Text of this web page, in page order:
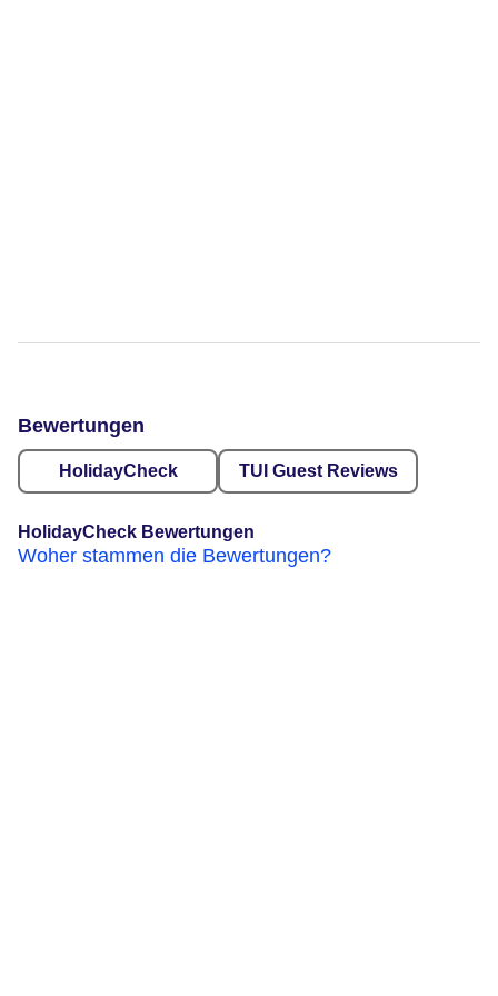
Bewertungen
HolidayCheck TUI Guest Reviews
HolidayCheck Bewertungen
Woher stammen die Bewertungen?